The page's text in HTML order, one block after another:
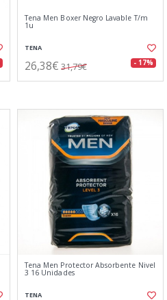
Tena Men Boxer Negro Lavable T/m
1u
TENA
26,38€ 31,79€ - 17%
Tena Men Protector Absorbente Nivel
3 16 Unidades
TENA